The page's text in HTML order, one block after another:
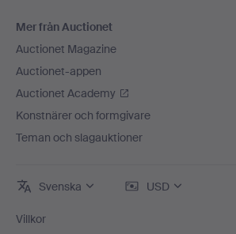
Mer från Auctionet
Auctionet Magazine
Auctionet-appen
Auctionet Academy
Konstnärer och formgivare
Teman och slagauktioner
Svenska USD
Villkor